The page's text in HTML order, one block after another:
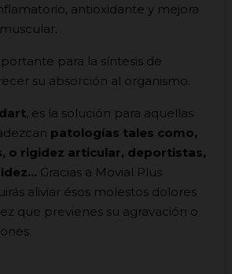
antioxidante y mejora
para la síntesis de
su absorción al organismo.
, es la solución para aquellas
patologías tales como,
o rigidez articular, deportistas,
Gracias a Movial Plus
aliviar ésos molestos dolores
que previenes su agravación o